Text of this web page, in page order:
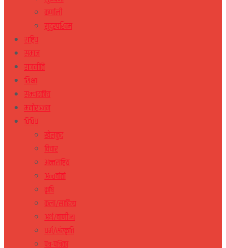
कर्णाली
सुदुरपस्चिम
राष्ट्रिय
समाज
राजनीति
शिक्षा
सम्पादकीय
मनोरञ्जन
विविध
खेलकुद
विचार
अन्तराष्ट्रिय
अन्तर्वार्ता
कृषि
कला/साहित्य
अर्थ/वाणीज्य
धर्म/संस्कृति
पत्र-पत्रिका